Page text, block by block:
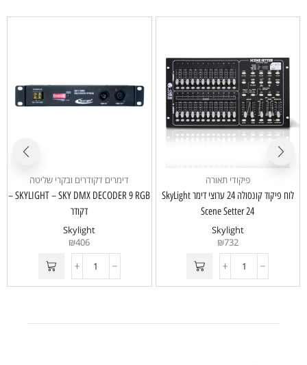
פיקודי תאורה
לוח פיקוד קונסולה 24 ערוצי דימר SkyLight
Scene Setter 24
Skylight
₪732
דימרים דקודרים ובקרי שליטה
SKYLIGHT – SKY DMX DECODER 9 RGB –
דקודר
Skylight
₪406